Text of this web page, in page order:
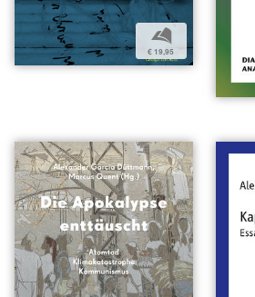
b
€ 19,95